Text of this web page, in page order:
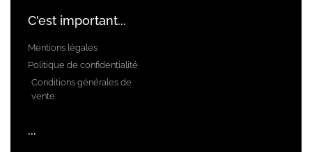
C'est important...
Mentions légales
Politique de confidentialité
Conditions générales de
vente
...